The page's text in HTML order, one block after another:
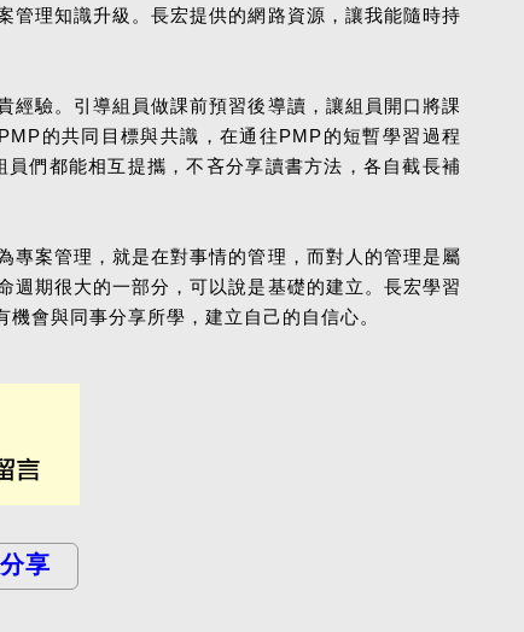
管理知識升級。長宏提供的網路資源，讓我能隨時持
驗。引導組員做課前預習後導讀，讓組員開口將課
的共同目標與共識，在通往PMP的短暫學習過程
們都能相互提攜，不吝分享讀書方法，各自截長補
專案管理，就是在對事情的管理，而對人的管理是屬
期很大的一部分，可以說是基礎的建立。長宏學習
會與同事分享所學，建立自己的自信心。
享